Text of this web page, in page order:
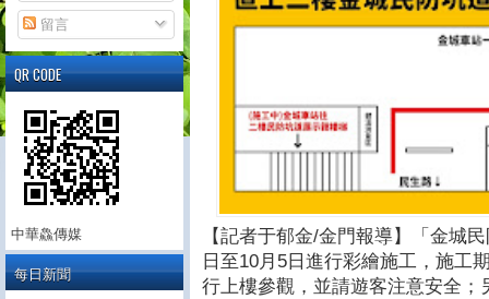
【記者于郁金/金門報導】「金城
日至10月5日進行彩繪施工，施工
行上樓參觀，並請遊客注意安全
留言
QR CODE
中華鱻傳媒
每日新聞